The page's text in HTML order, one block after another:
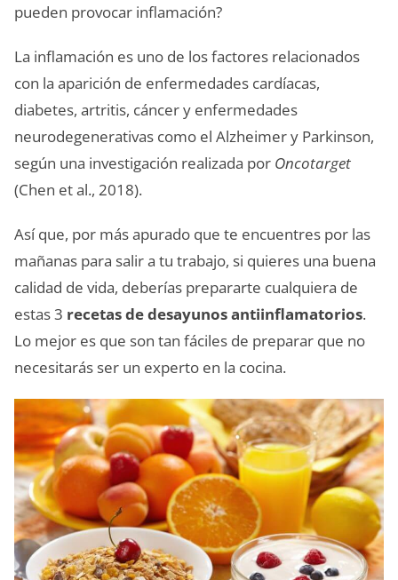
pueden provocar inflamación?
La inflamación es uno de los factores relacionados
con la aparición de enfermedades cardíacas,
diabetes, artritis, cáncer y enfermedades
neurodegenerativas como el Alzheimer y Parkinson,
según una investigación realizada por Oncotarget
(Chen et al., 2018).
Así que, por más apurado que te encuentres por las
mañanas para salir a tu trabajo, si quieres una buena
calidad de vida, deberías prepararte cualquiera de
estas 3 recetas de desayunos antiinflamatorios.
Lo mejor es que son tan fáciles de preparar que no
necesitarás ser un experto en la cocina.